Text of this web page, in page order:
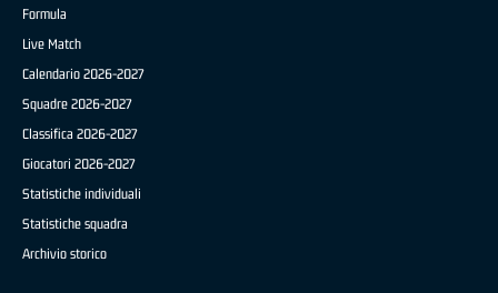
Formula
Live Match
Calendario 2026-2027
Squadre 2026-2027
Classifica 2026-2027
Giocatori 2026-2027
Statistiche individuali
Statistiche squadra
Archivio storico